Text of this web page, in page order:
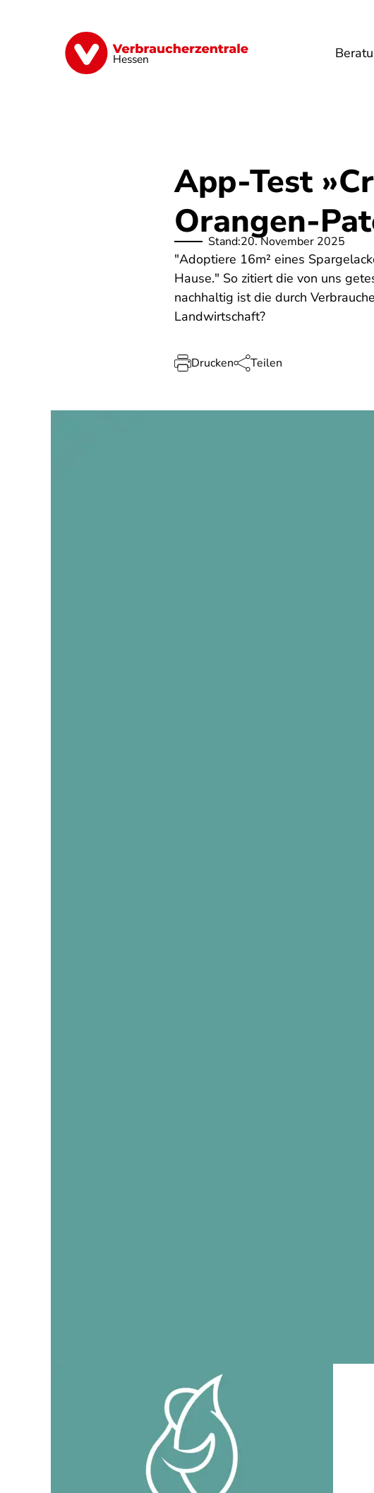
Hessen
Digitales Energie Finanzen
App-Test
Orangen-
Stand:20. November 2025
"Adoptiere 16m² eines
Hause." So zitiert die von uns
nachhaltig ist die durch
Landwirtschaft?
Drucken Teilen